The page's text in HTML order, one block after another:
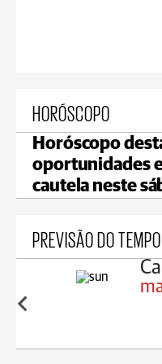
HORÓSCOPO
Horóscopo
oportunidades
cautela neste
PREVISÃO DO TEMPO